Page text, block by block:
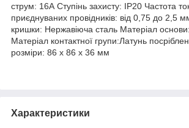
струм: 16А Ступінь захисту: IP20 Частота
приєднуваних провідників: від 0,75 до 2,5
кришки: Нержавіюча сталь Матеріал
Матеріал контактної групи:Латунь
розміри: 86 х 86 х 36 мм
Характеристики